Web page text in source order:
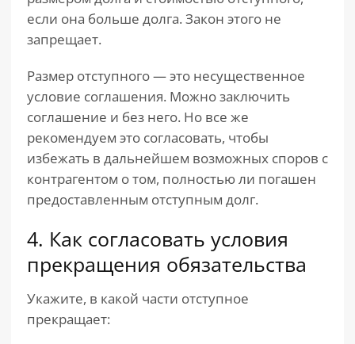
если она больше долга. Закон этого не
запрещает.
Размер отступного — это несущественное
условие соглашения. Можно заключить
соглашение и без него. Но все же
рекомендуем это согласовать, чтобы
избежать в дальнейшем возможных споров с
контрагентом о том, полностью ли погашен
предоставленным отступным долг.
4. Как согласовать условия
прекращения обязательства
Укажите, в какой части отступное
прекращает: